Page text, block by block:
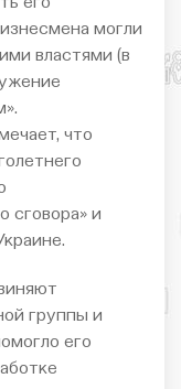
могли
властями (в
что
сговора» и
группы и
его